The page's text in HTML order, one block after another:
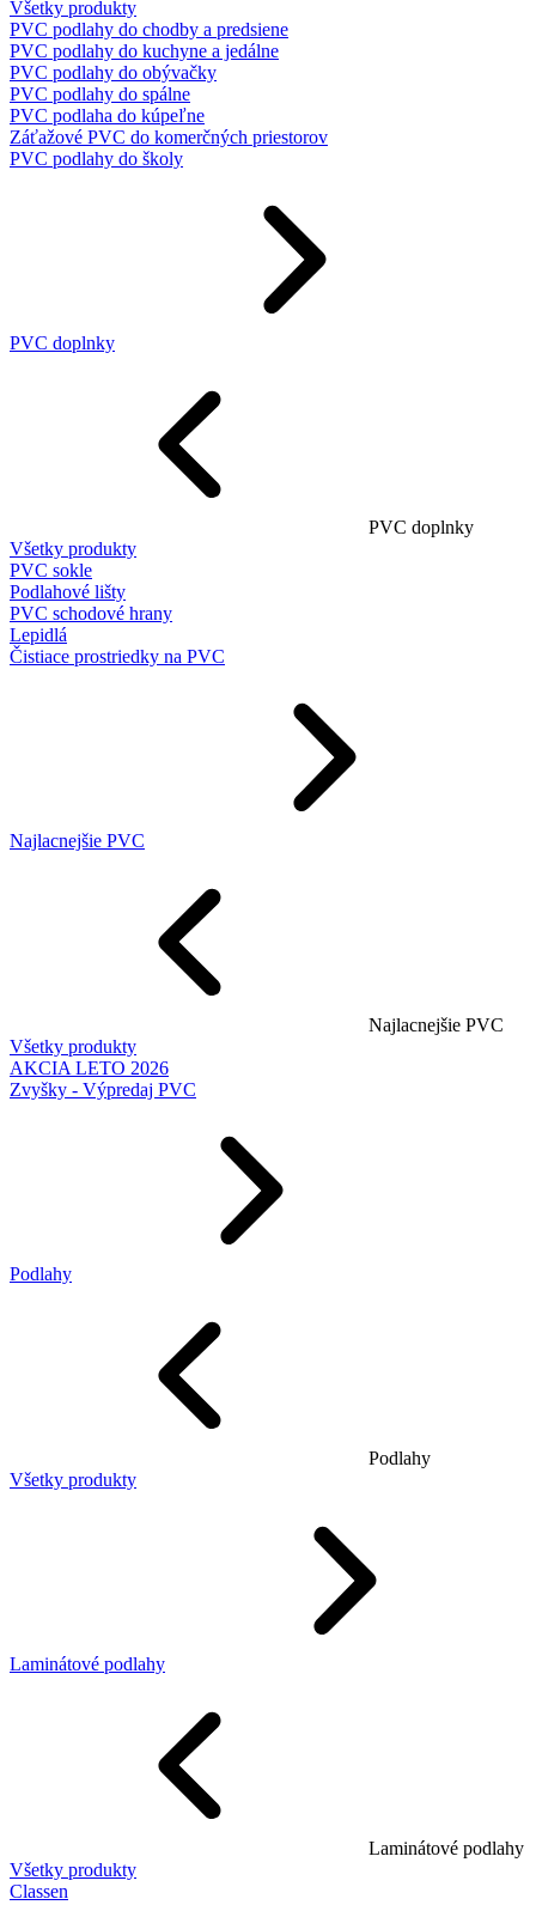
Všetky produkty
PVC podlahy do chodby a predsiene
PVC podlahy do kuchyne a jedálne
PVC podlahy do obývačky
PVC podlahy do spálne
PVC podlaha do kúpeľne
Záťažové PVC do komerčných priestorov
PVC podlahy do školy
PVC doplnky
PVC doplnky
Všetky produkty
PVC sokle
Podlahové lišty
PVC schodové hrany
Lepidlá
Čistiace prostriedky na PVC
Najlacnejšie PVC
Najlacnejšie PVC
Všetky produkty
AKCIA LETO 2026
Zvyšky - Výpredaj PVC
Podlahy
Podlahy
Všetky produkty
Laminátové podlahy
Laminátové podlahy
Všetky produkty
Classen